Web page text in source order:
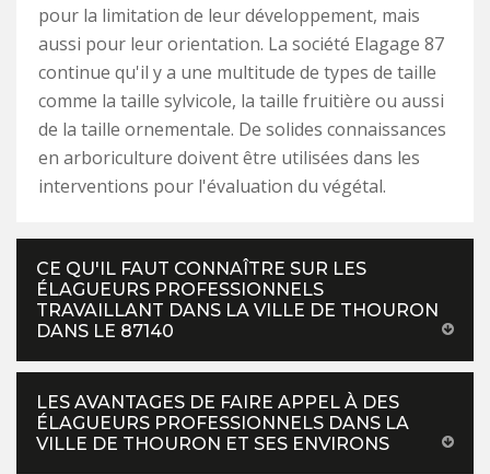
pour la limitation de leur développement, mais
aussi pour leur orientation. La société Elagage 87
continue qu'il y a une multitude de types de taille
comme la taille sylvicole, la taille fruitière ou aussi
de la taille ornementale. De solides connaissances
en arboriculture doivent être utilisées dans les
interventions pour l'évaluation du végétal.
CE QU'IL FAUT CONNAÎTRE SUR LES
ÉLAGUEURS PROFESSIONNELS
TRAVAILLANT DANS LA VILLE DE THOURON
DANS LE 87140
LES AVANTAGES DE FAIRE APPEL À DES
ÉLAGUEURS PROFESSIONNELS DANS LA
VILLE DE THOURON ET SES ENVIRONS